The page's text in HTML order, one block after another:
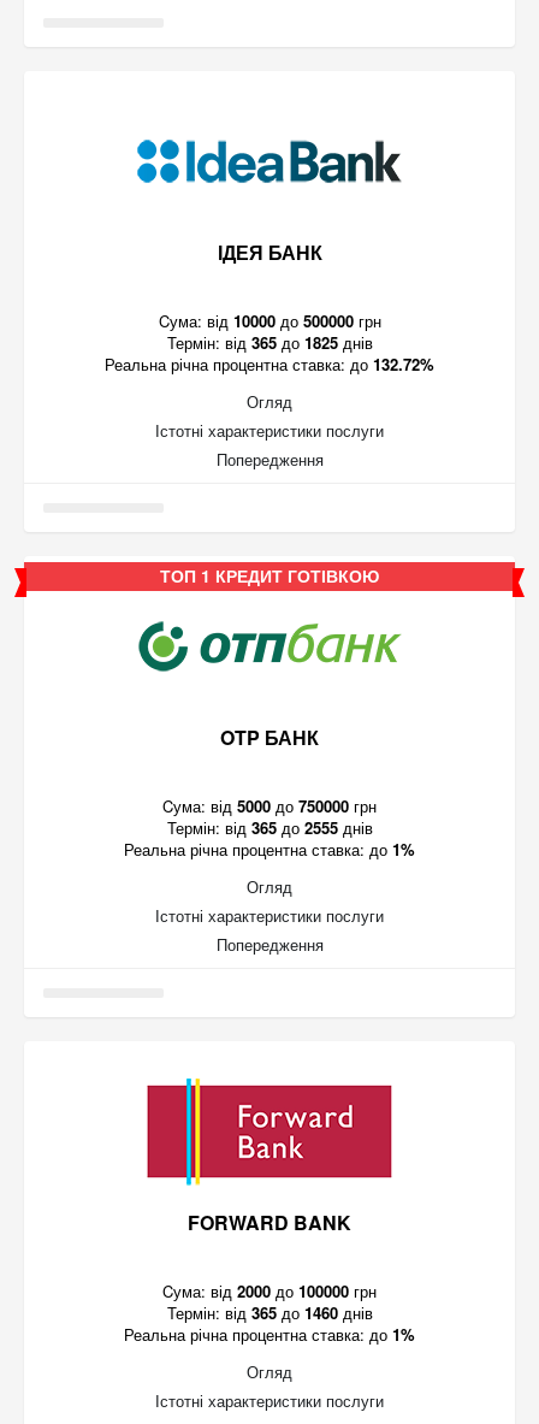
ІДЕЯ БАНК
Cума: від 10000до 500000грн
Термін: від 365до 1825днів
Реальна річна процентна ставка: до 132.72%
Огляд
Істотні характеристики послуги
Попередження
ТОП 1 КРЕДИТ ГОТІВКОЮ
OTP БАНК
Cума: від 5000 до 750000 грн
Термін: від 365до 2555днів
Реальна річна процентна ставка: до 1%
Огляд
Істотні характеристики послуги
Попередження
FORWARD BANK
Cума: від 2000 до 100000 грн
Термін: від 365до 1460днів
Реальна річна процентна ставка: до 1%
Огляд
Істотні характеристики послуги